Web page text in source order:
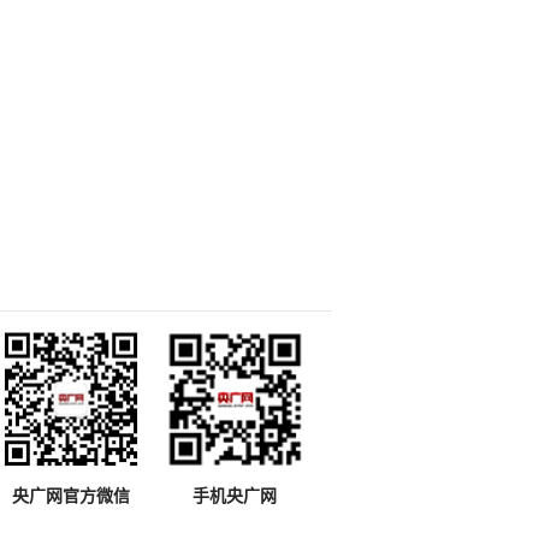
央广网官方微信 手机央广网